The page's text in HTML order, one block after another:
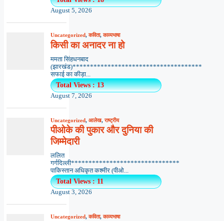
August 5, 2026
Uncategorized,कविता,काव्यभाषा
किसी का अनादर ना हो
ममता सिंहधनबाद
(झारखंड)*************************************
सफाई का कीड़ा...
Total Views : 13
August 7, 2026
Uncategorized, आलेख,राष्ट्रीय
पीओके की पुकार और दुनिया की
जिम्मेदारी
ललित
गर्गदिल्ली*******************************
पाकिस्तान अधिकृत कश्मीर (पीओ...
Total Views : 11
August 3, 2026
Uncategorized,कविता,काव्यभाषा